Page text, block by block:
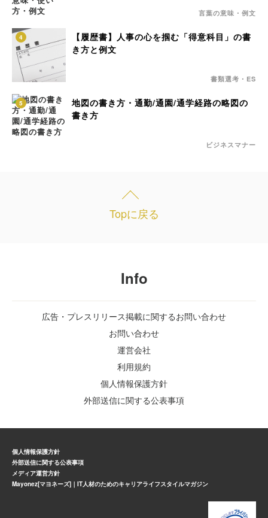
言葉の意味・例文
4
【履歴書】人事の心を掴む「得意科目」の書
き方と例文
書類選考・ES
5
地図の書き方・通勤/通園/通学経路の略図の
書き方
ビジネスマナー
Topに戻る
Info
広告・プレスリリース掲載に関するお問い合わせ
お問い合わせ
運営会社
利用規約
個人情報保護方針
外部送信に関する公表事項
個人情報保護方針
外部送信に関する公表事項
メディア運営方針
Mayonez[マヨネーズ]｜IT人材のためのキャリアライフスタイルマガジン